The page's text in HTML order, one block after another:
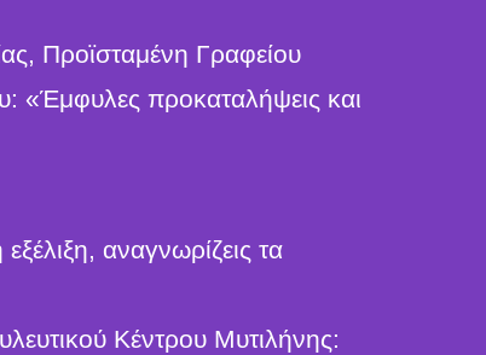
Προϊσταμένη Γραφείου
«Έμφυλες προκαταλήψεις και
αναγνωρίζεις τα
Κέντρου Μυτιλήνης: